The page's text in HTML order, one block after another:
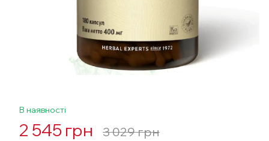
В наявності
2 545 грн 3 029 грн